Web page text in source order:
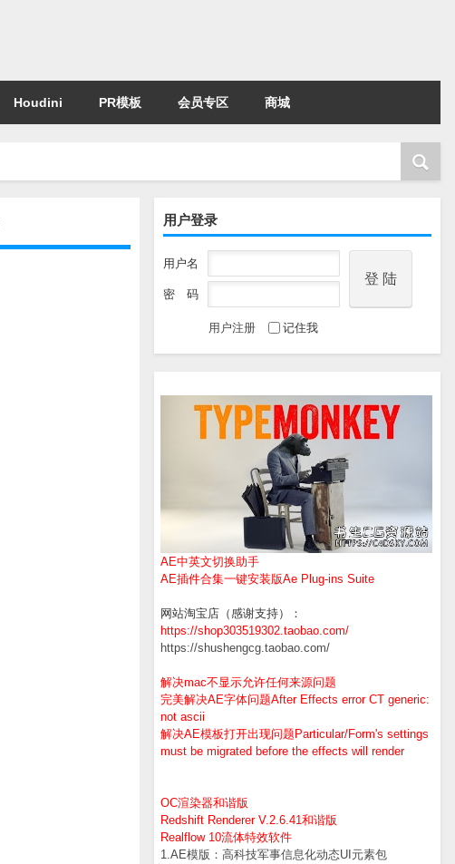
Houdini PR模板 会员专区 商城
用户登录
用户名
密 码
用户注册 记住我
AE中英文切换助手
AE插件合集一键安装版Ae Plug-ins Suite
网站淘宝店（感谢支持）：
https://shop303519302.taobao.com/
https://shushengcg.taobao.com/
解决mac不显示允许任何来源问题
完美解决AE字体问题After Effects error CT generic:
not ascii
解决AE模板打开出现问题Particular/Form's settings
must be migrated before the effects will render
OC渲染器和谐版
Redshift Renderer V.2.6.41和谐版
Realflow 10流体特效软件
1.AE模版：高科技军事信息化动态UI元素包